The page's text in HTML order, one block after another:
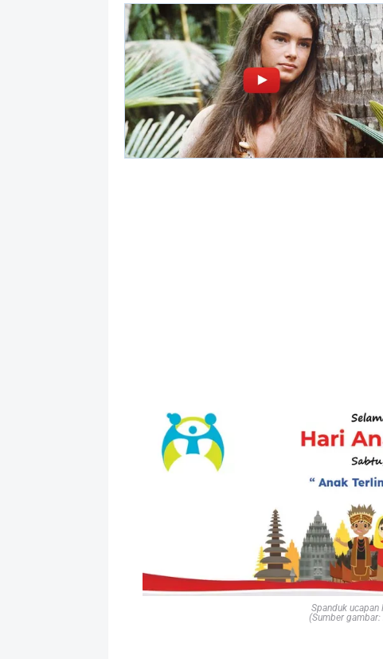
Spanduk ucapan
(Sumber